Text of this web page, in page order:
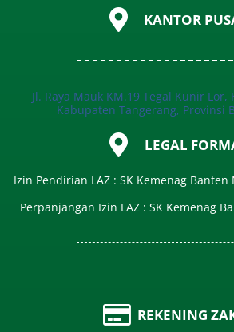
KANTOR
Jl. Raya Mauk KM.19 Tegal Kunir Lor,
Kabupaten Tangerang, Provinsi
LEGAL
Izin Pendirian LAZ : SK Kemenag Banten
Perpanjangan Izin LAZ : SK Kemenag
REKENING